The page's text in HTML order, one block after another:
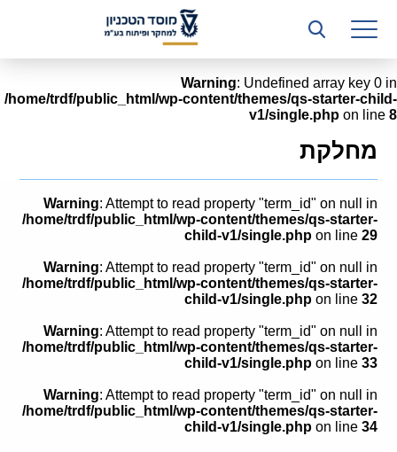
רשות המחקר
היחידה העסקית (T3)
קשרי תעשייה
ביה”ס ללימודי המשך
המכון הישראלי לטכנולוגיות ייצור חומרים
משאבי אנוש
כספים וכלכלה
המחלקה המשפטית
מחלקת תפעול
קולות קוראים
Warning: Undefined array key 0 in
/home/trdf/public_html/wp-content/themes/qs-starter-child-
v1/single.php on line 8
מחלקת
Warning: Attempt to read property "term_id" on null in
/home/trdf/public_html/wp-content/themes/qs-starter-
child-v1/single.phpon line 29
Warning: Attempt to read property "term_id" on null in
/home/trdf/public_html/wp-content/themes/qs-starter-
child-v1/single.phpon line 32
Warning: Attempt to read property "term_id" on null in
/home/trdf/public_html/wp-content/themes/qs-starter-
child-v1/single.phpon line 33
Warning: Attempt to read property "term_id" on null in
/home/trdf/public_html/wp-content/themes/qs-starter-
child-v1/single.phpon line 34